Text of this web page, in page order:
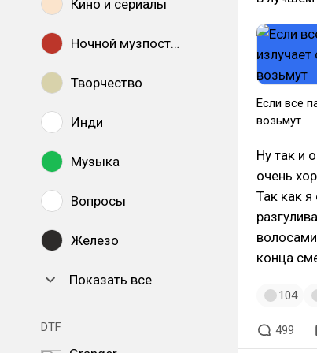
Кино и сериалы
Ночной музпостинг
Творчество
Инди
Музыка
Вопросы
Железо
Показать все
DTF
Если все
возьмут
Ну так и
очень
Так как
конца
104
499